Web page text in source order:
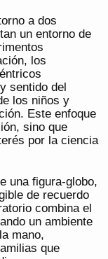
a dos
un entorno de
los
sentido del
los niños y
Este enfoque
sino que
por la ciencia
una figura-globo,
de recuerdo
combina el
un ambiente
mano,
que